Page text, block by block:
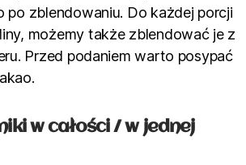
po zblendowaniu. Do każdej porcji
możemy także zblendować je z
Przed podaniem warto posypać
w całości / w jednej